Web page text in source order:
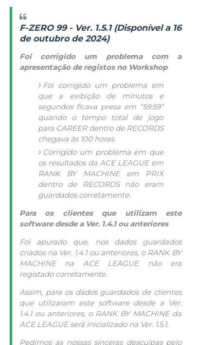
F-ZERO 99 - Ver. 1.5.1 (Disponível a 16
de outubro de 2024)
Foi corrigido um problema com a
apresentação de registos no Workshop
Foi corrigido um problema em
que a exibição de minutos e
segundos ficava presa em “59:59”
quando o tempo total de jogo
para CAREER dentro de RECORDS
chegava às 100 horas.
Corrigido um problema em que
os resultados da ACE LEAGUE em
RANK BY MACHINE em PRIX
dentro de RECORDS não eram
guardados corretamente.
Para os clientes que utilizam este
software desde a Ver. 1.4.1 ou anteriores
Foi apurado que, nos dados guardados
criados na Ver. 1.4.1 ou anteriores, o RANK BY
MACHINE na ACE LEAGUE não era
registado corretamente.
Assim, para os dados guardados de clientes
que utilizaram este software desde a Ver.
1.4.1 ou anteriores, o RANK BY MACHINE da
ACE LEAGUE será inicializado na Ver. 1.5.1.
Pedimos as nossas sinceras desculpas pelo